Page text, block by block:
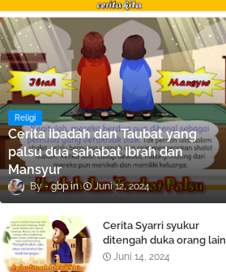
Religi
Cerita Ibadah dan Taubat yang
palsu dua sahabat Ibrah dan
Mansyur
gbp Juni 12, 2024
Cerita Syarri syukur
ditengah duka orang lain
Juni 14, 2024